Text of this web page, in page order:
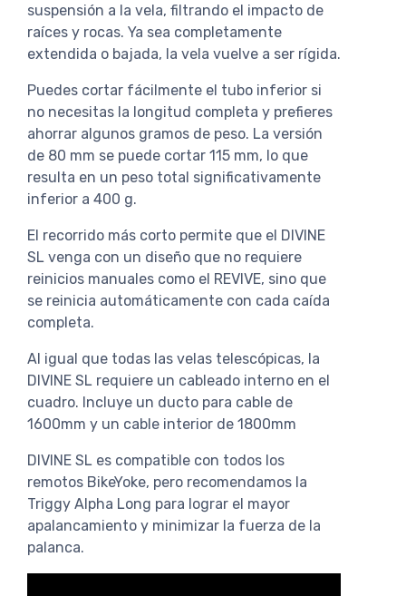
suspensión a la vela, filtrando el impacto de
raíces y rocas. Ya sea completamente
extendida o bajada, la vela vuelve a ser rígida.
Puedes cortar fácilmente el tubo inferior si
no necesitas la longitud completa y prefieres
ahorrar algunos gramos de peso. La versión
de 80 mm se puede cortar 115 mm, lo que
resulta en un peso total significativamente
inferior a 400 g.
El recorrido más corto permite que el DIVINE
SL venga con un diseño que no requiere
reinicios manuales como el REVIVE, sino que
se reinicia automáticamente con cada caída
completa.
Al igual que todas las velas telescópicas, la
DIVINE SL requiere un cableado interno en el
cuadro. Incluye un ducto para cable de
1600mm y un cable interior de 1800mm
DIVINE SL es compatible con todos los
remotos BikeYoke, pero recomendamos la
Triggy Alpha Long para lograr el mayor
apalancamiento y minimizar la fuerza de la
palanca.